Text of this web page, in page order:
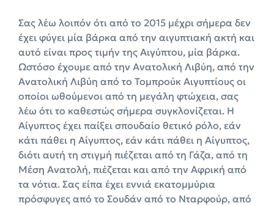
Σας λέω λοιπόν ότι από το 2015 μέχρι σήμερα δεν
έχει φύγει μία βάρκα από την αιγυπτιακή ακτή και
αυτό είναι προς τιμήν της Αιγύπτου, μία βάρκα.
Ωστόσο έχουμε από την Ανατολική Λιβύη, από την
Ανατολική Λιβύη από το Τομπρούκ Αιγυπτίους οι
οποίοι ωθούμενοι από τη μεγάλη φτώχεια, σας
λέω ότι το καθεστώς σήμερα συγκλονίζεται. Η
Αίγυπτος έχει παίξει σπουδαίο θετικό ρόλο, εάν
κάτι πάθει η Αίγυπτος, εάν κάτι πάθει η Αίγυπτος,
διότι αυτή τη στιγμή πιέζεται από τη Γάζα, από τη
Μέση Ανατολή, πιέζεται και από την Αφρική από
τα νότια. Σας είπα έχει εννιά εκατομμύρια
πρόσφυγες από το Σουδάν από το Νταρφούρ, από